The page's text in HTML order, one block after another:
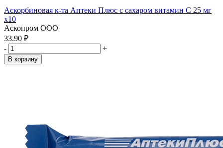
Аскорбиновая к-та Аптеки Плюс с сахаром витамин С 25 мг
x10
Аскопром ООО
33.90 ₽
-
+
В корзину